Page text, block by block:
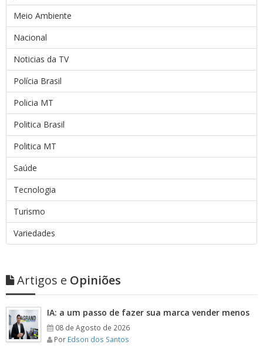
Meio Ambiente
Nacional
Noticias da TV
Polícia Brasil
Policia MT
Politica Brasil
Politica MT
Saúde
Tecnologia
Turismo
Variedades
Artigos e Opiniões
IA: a um passo de fazer sua marca vender menos
08 de Agosto de 2026
Por Edson dos Santos